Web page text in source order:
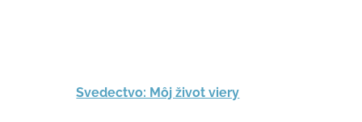
Svedectvo: Môj život viery